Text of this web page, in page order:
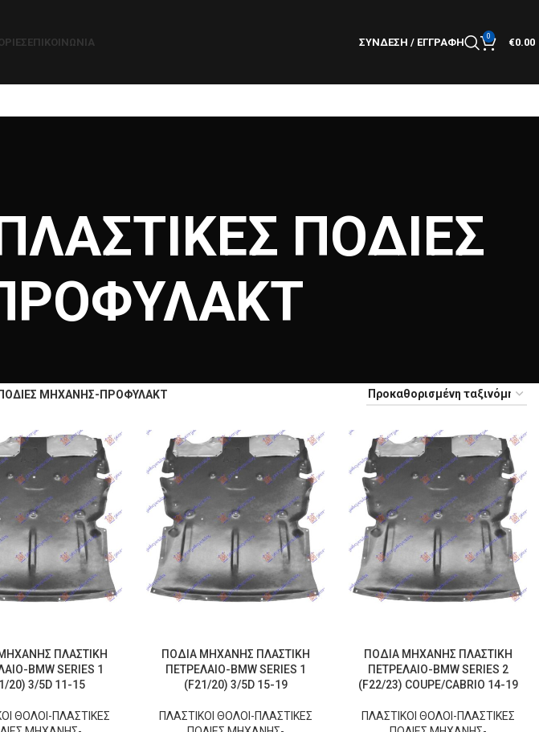
ΕΠΙΚΟΙΝΩΝΊΑ ΣΎΝΔΕΣΗ / ΕΓΓΡΑΦΉ
0
€0.00
ΠΟΔΙΕΣ
ΠΟΔΙΕΣ ΜΗΧΑΝΗΣ-ΠΡΟΦΥΛΑΚΤ
ΠΛΑΣΤΙΚΗ
BMW SERIES 1
20) 3/5D 11-15
ΘΟΛΟΙ-ΠΛΑΣΤΙΚΕΣ
ΠΟΔΙΑ ΜΗΧΑΝΗΣ ΠΛΑΣΤΙΚΗ
ΠΕΤΡΕΛΑΙΟ-BMW SERIES 1
(F21/20) 3/5D 15-19
ΠΛΑΣΤΙΚΟΙ ΘΟΛΟΙ-ΠΛΑΣΤΙΚΕΣ
ΠΟΔΙΑ ΜΗΧΑΝΗΣ ΠΛΑΣΤΙΚΗ
ΠΕΤΡΕΛΑΙΟ-BMW SERIES 2
(F22/23) COUPE/CABRIO 14-19
ΠΛΑΣΤΙΚΟΙ ΘΟΛΟΙ-ΠΛΑΣΤΙΚΕΣ